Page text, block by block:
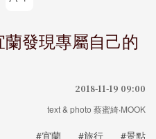
發現專屬自己的
2018-11-19 09:00
text & photo 蔡蜜綺‧MOOK
#宜蘭 #旅行 #景點